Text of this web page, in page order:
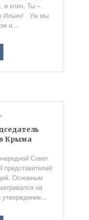
и клич. Ты –
Ильич! Уж мы
и...
Крыма
Совет
Основным
на